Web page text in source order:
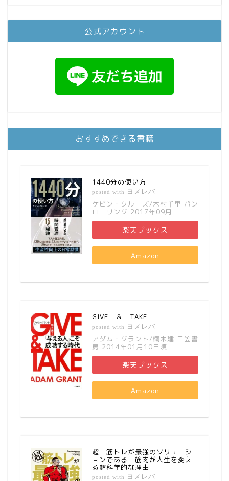
公式アカウント
おすすめできる書籍
1440分の使い方
posted with ヨメレバ
ケビン・クルーズ/木村千里 パン
ローリング 2017年09月
楽天ブックス
Amazon
GIVE ＆ TAKE
posted with ヨメレバ
アダム・グラント/楠木建 三笠書
房 2014年01月10日頃
楽天ブックス
Amazon
超 筋トレが最強のソリューシ
ョンである 筋肉が人生を変え
る超科学的な理由
posted with ヨメレバ